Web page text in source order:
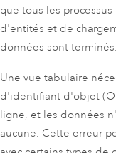
que tous les
d'entités et de
données sont terminés.
Une vue tabulaire
d'identifiant d'objet
ligne, et les données
aucune. Cette erreur